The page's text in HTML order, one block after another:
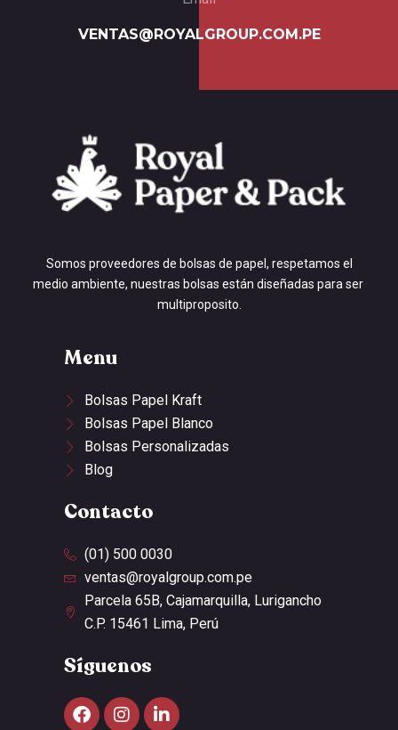
VENTAS@ROYALGROUP.COM.PE
Somos proveedores de bolsas de papel, respetamos el
medio ambiente, nuestras bolsas están diseñadas para ser
multiproposito.
Menu
Bolsas Papel Kraft
Bolsas Papel Blanco
Bolsas Personalizadas
Blog
Contacto
(01) 500 0030
ventas@royalgroup.com.pe
Parcela 65B, Cajamarquilla, Lurigancho
C.P. 15461 Lima, Perú
Síguenos